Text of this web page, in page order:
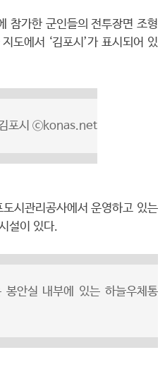
참가한 군인들의 전투장면 조형
도에서 ‘김포시’가 표시되어 있
포시 ⓒkonas.net
시관리공사에서 운영하고 있는
설이 있다.
안실 내부에 있는 하늘우체통